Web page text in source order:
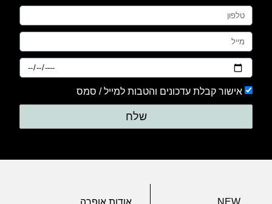
אישור קבלת עדכונים והטבות למייל / סמס
שלח
NEW אודות אופרה